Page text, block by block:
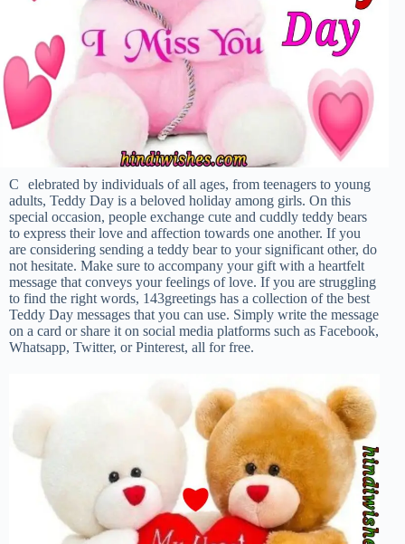
C
elebrated by individuals of all ages, from teenagers to young
adults, Teddy Day is a beloved holiday among girls. On this
special occasion, people exchange cute and cuddly teddy bears
to express their love and affection towards one another. If you
are considering sending a teddy bear to your significant other, do
not hesitate. Make sure to accompany your gift with a heartfelt
message that conveys your feelings of love. If you are struggling
to find the right words, 143greetings has a collection of the best
Teddy Day messages that you can use. Simply write the message
on a card or share it on social media platforms such as Facebook,
Whatsapp, Twitter, or Pinterest, all for free.